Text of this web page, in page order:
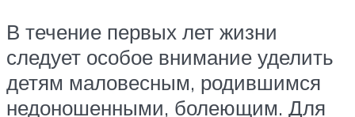
В течение первых лет жизни
следует особое внимание уделить
детям маловесным, родившимся
недоношенными, болеющим. Для